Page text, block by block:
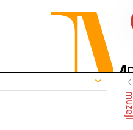
muzeji